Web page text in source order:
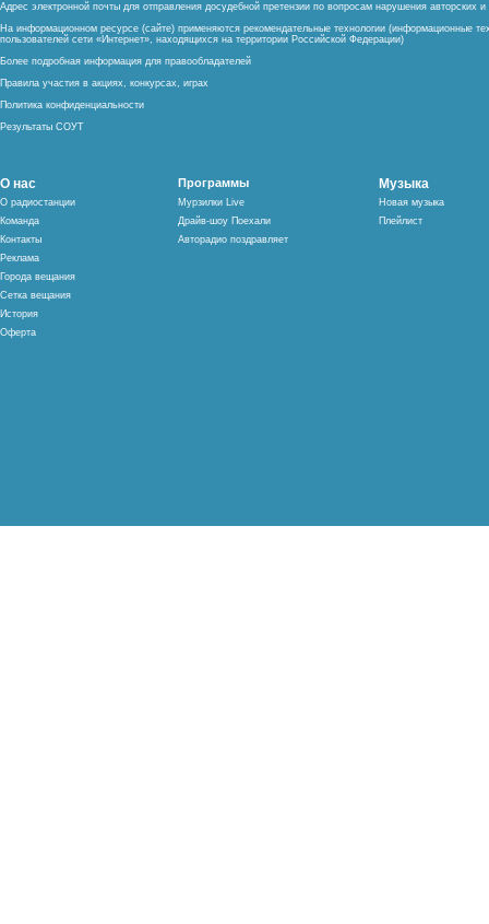
Адрес электронной почты для отправления досудебной претензии по вопросам нарушения авторских
На информационном ресурсе (сайте) применяются рекомендательные технологии (информационные
пользователей сети «Интернет», находящихся на территории Российской Федерации)
Более подробная информация для правообладателей
Правила участия в акциях, конкурсах, играх
Политика конфиденциальности
Результаты СОУТ
О нас
О радиостанции
Команда
Контакты
Реклама
Города вещания
Сетка вещания
История
Оферта
Программы
Мурзилки Live
Драйв-шоу Поехали
Авторадио поздравляет
Музыка
Новая музыка
Плейлист